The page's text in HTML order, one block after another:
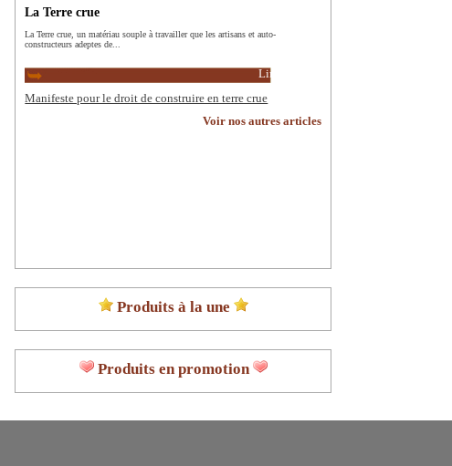
La Terre crue
La Terre crue, un matériau souple à travailler que les artisans et auto-
constructeurs adeptes de...
Lire la suite
Manifeste pour le droit de construire en terre crue
Voir nos autres articles
Produits à la une
Produits en promotion